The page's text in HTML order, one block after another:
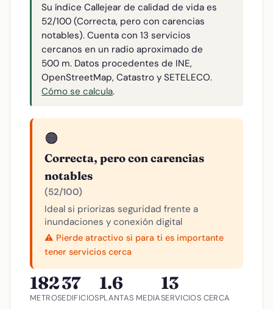
Su índice Callejear de calidad de vida es
52/100 (Correcta, pero con carencias
notables). Cuenta con 13 servicios
cercanos en un radio aproximado de
500 m. Datos procedentes de INE,
OpenStreetMap, Catastro y SETELECO.
Cómo se calcula.
🟠
Correcta, pero con carencias
notables
(52/100)
Ideal si priorizas seguridad frente a
inundaciones y conexión digital
⚠️ Pierde atractivo si para ti es importante
tener servicios cerca
182
METROS
37
EDIFICIOS
1.6
PLANTAS MEDIA
13
SERVICIOS CERCA